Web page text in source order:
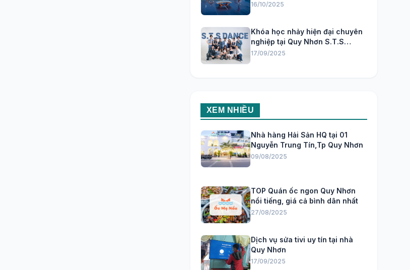
16/10/2025
Khóa học nhảy hiện đại chuyên
nghiệp tại Quy Nhơn S.T.S
Dance Studio
17/09/2025
XEM NHIỀU
Nhà hàng Hải Sản HQ tại 01
Nguyễn Trung Tín,Tp Quy Nhơn
09/08/2025
TOP Quán ốc ngon Quy Nhơn
nổi tiếng, giá cả bình dân nhất
27/08/2025
Dịch vụ sửa tivi uy tín tại nhà
Quy Nhơn
17/09/2025